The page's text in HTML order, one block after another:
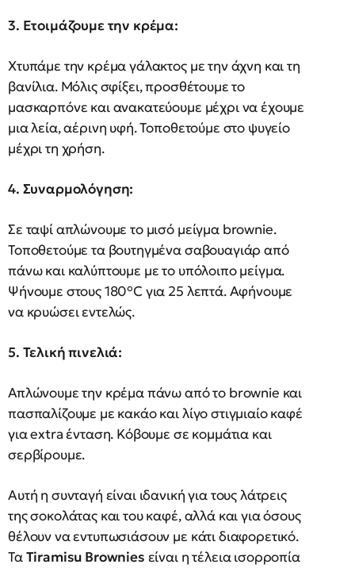
3. Ετοιμάζουμε την κρέμα:
Χτυπάμε την κρέμα γάλακτος με την άχνη και τη
βανίλια. Μόλις σφίξει, προσθέτουμε το
μασκαρπόνε και ανακατεύουμε μέχρι να έχουμε
μια λεία, αέρινη υφή. Τοποθετούμε στο ψυγείο
μέχρι τη χρήση.
4. Συναρμολόγηση:
Σε ταψί απλώνουμε το μισό μείγμα brownie.
Τοποθετούμε τα βουτηγμένα σαβουαγιάρ από
πάνω και καλύπτουμε με το υπόλοιπο μείγμα.
Ψήνουμε στους 180°C για 25 λεπτά. Αφήνουμε
να κρυώσει εντελώς.
5. Τελική πινελιά:
Απλώνουμε την κρέμα πάνω από το brownie και
πασπαλίζουμε με κακάο και λίγο στιγμιαίο καφέ
για extra ένταση. Κόβουμε σε κομμάτια και
σερβίρουμε.
Αυτή η συνταγή είναι ιδανική για τους λάτρεις
της σοκολάτας και του καφέ, αλλά και για όσους
θέλουν να εντυπωσιάσουν με κάτι διαφορετικό.
ΤαTiramisu Brownies είναι η τέλεια ισορροπία